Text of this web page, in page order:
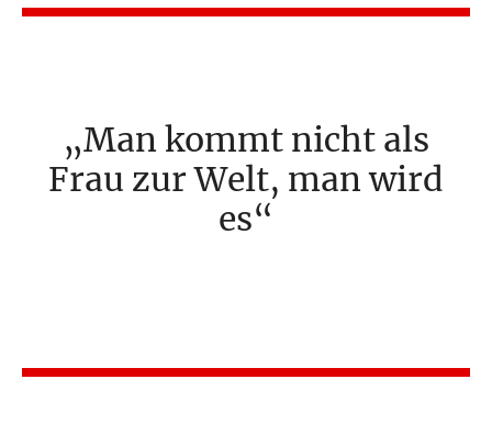
Man kommt nicht als
Frau zur Welt, man wird
es